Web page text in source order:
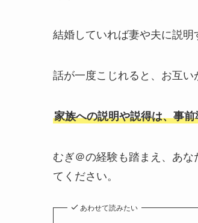
結婚していれば妻や夫に説明
話が一度こじれると、お互い
家族への説明や説得は、事
むぎ＠の経験も踏まえ、あ
てください。
あわせて読みたい